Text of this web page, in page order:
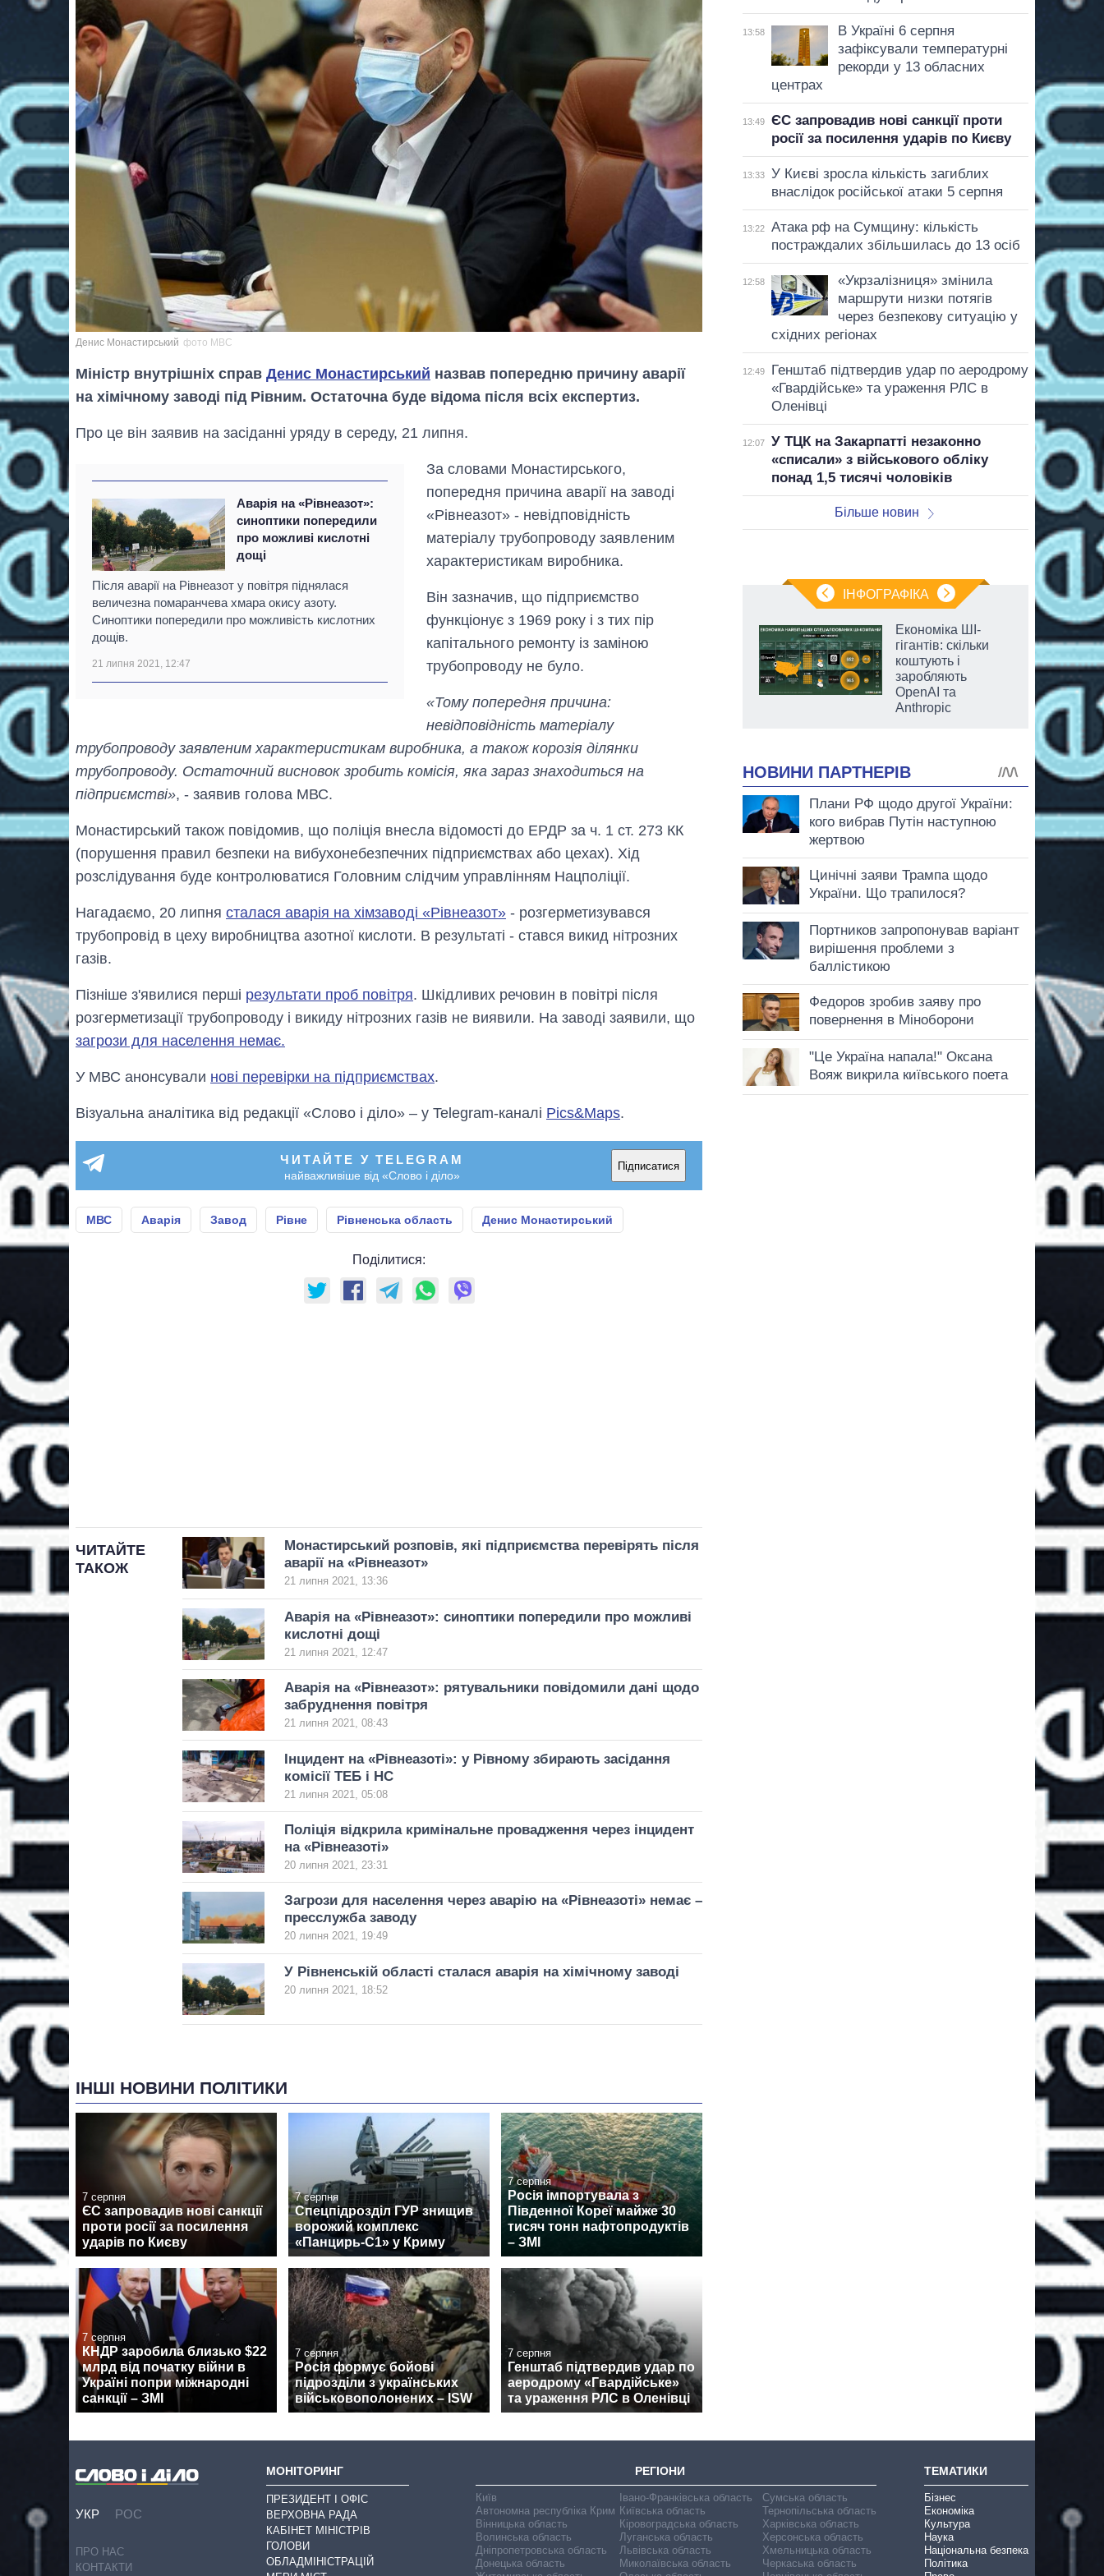
Денис Монастирський фото МВС
Міністр внутрішніх справ Денис Монастирський назвав попередню причину аварії
на хімічному заводі під Рівним. Остаточна буде відома після всіх експертиз.
Про це він заявив на засіданні уряду в середу, 21 липня.
Аварія на «Рівнеазот»:
синоптики попередили
про можливі кислотні
дощі
Після аварії на Рівнеазот у повітря піднялася
величезна помаранчева хмара окису азоту.
Синоптики попередили про можливість кислотних
дощів.
21 липня 2021, 12:47
За словами Монастирського,
попередня причина аварії на заводі
«Рівнеазот» - невідповідність
матеріалу трубопроводу заявленим
характеристикам виробника.
Він зазначив, що підприємство
функціонує з 1969 року і з тих пір
капітального ремонту із заміною
трубопроводу не було.
«Тому попередня причина:
невідповідність матеріалу
трубопроводу заявленим характеристикам виробника, а також корозія ділянки
трубопроводу. Остаточний висновок зробить комісія, яка зараз знаходиться на
підприємстві», - заявив голова МВС.
Монастирський також повідомив, що поліція внесла відомості до ЕРДР за ч. 1 ст. 273 КК
(порушення правил безпеки на вибухонебезпечних підприємствах або цехах). Хід
розслідування буде контролюватися Головним слідчим управлінням Нацполіції.
Нагадаємо, 20 липня сталася аварія на хімзаводі «Рівнеазот» - розгерметизувався
трубопровід в цеху виробництва азотної кислоти. В результаті - стався викид нітрозних
газів.
Пізніше з'явилися перші результати проб повітря. Шкідливих речовин в повітрі після
розгерметизації трубопроводу і викиду нітрозних газів не виявили. На заводі заявили, що
загрози для населення немає.
У МВС анонсували нові перевірки на підприємствах.
Візуальна аналітика від редакції «Слово і діло» – у Telegram-каналі Pics&Maps.
ЧИТАЙТЕ У TELEGRAM
найважливіше від «Слово і діло»
Підписатися
МВС Аварія Завод Рівне Рівненська область Денис Монастирський
Поділитися:
ЧИТАЙТЕ
ТАКОЖ
Монастирський розповів, які підприємства перевірять після
аварії на «Рівнеазот»
21 липня 2021, 13:36
Аварія на «Рівнеазот»: синоптики попередили про можливі
кислотні дощі
21 липня 2021, 12:47
Аварія на «Рівнеазот»: рятувальники повідомили дані щодо
забруднення повітря
21 липня 2021, 08:43
Інцидент на «Рівнеазоті»: у Рівному збирають засідання
комісії ТЕБ і НС
21 липня 2021, 05:08
Поліція відкрила кримінальне провадження через інцидент
на «Рівнеазоті»
20 липня 2021, 23:31
Загрози для населення через аварію на «Рівнеазоті» немає –
пресслужба заводу
20 липня 2021, 19:49
У Рівненській області сталася аварія на хімічному заводі
20 липня 2021, 18:52
ІНШІ НОВИНИ ПОЛІТИКИ
7 серпня
ЄС запровадив нові санкції
проти росії за посилення
ударів по Києву
7 серпня
Спецпідрозділ ГУР знищив
ворожий комплекс
«Панцирь-С1» у Криму
7 серпня
Росія імпортувала з
Південної Кореї майже 30
тисяч тонн нафтопродуктів
– ЗМІ
7 серпня
КНДР заробила близько $22
млрд від початку війни в
Україні попри міжнародні
санкції – ЗМІ
7 серпня
Росія формує бойові
підрозділи з українських
військовополонених – ISW
7 серпня
Генштаб підтвердив удар по
аеродрому «Гвардійське»
та ураження РЛС в Оленівці
13:58
В Україні 6 серпня
зафіксували температурні
рекорди у 13 обласних
центрах
13:49
ЄС запровадив нові санкції проти
росії за посилення ударів по Києву
13:33
У Києві зросла кількість загиблих
внаслідок російської атаки 5 серпня
13:22
Атака рф на Сумщину: кількість
постраждалих збільшилась до 13 осіб
12:58
«Укрзалізниця» змінила
маршрути низки потягів
через безпекову ситуацію у
східних регіонах
12:49
Генштаб підтвердив удар по аеродрому
«Гвардійське» та ураження РЛС в
Оленівці
12:07
У ТЦК на Закарпатті незаконно
«списали» з військового обліку
понад 1,5 тисячі чоловіків
Більше новин
ІНФОГРАФІКА
Як змінився
бюджет
Економіка ШІ-
гігантів: скільки
коштують і
заробляють
OpenAI та
Anthropic
УКР РОС
ПРО НАС
КОНТАКТИ
МОНІТОРИНГ
ПРЕЗИДЕНТ І ОФІС
ВЕРХОВНА РАДА
КАБІНЕТ МІНІСТРІВ
ГОЛОВИ
ОБЛАДМІНІСТРАЦІЙ
РЕГІОНИ
Київ
Автономна республіка Крим
Вінницька область
Волинська область
Дніпропетровська область
Донецька область
Івано-Франківська область
Київська область
Кіровоградська область
Луганська область
Львівська область
Миколаївська область
Сумська область
Тернопільська область
Харківська область
Херсонська область
Хмельницька область
Черкаська область
ТЕМАТИКИ
Бізнес
Економіка
Культура
Наука
Національна безпека
Політика